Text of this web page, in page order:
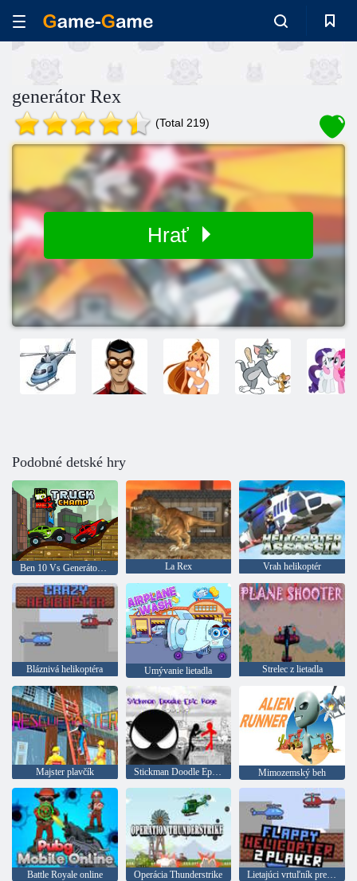
generátor Rex
(Total 219)
Hrať
Podobné detské hry
Ben 10 Vs Generátor Rex: Nákladné Championship La Rex Vrah helikoptér
Bláznivá helikoptéra Umývanie lietadla Strelec z lietadla
Majster plavčík Stickman Doodle Epic Rage Mimozemský beh
Battle Royale online Operácia Thunderstrike Lietajúci vrtuľník pre 2 hráčov